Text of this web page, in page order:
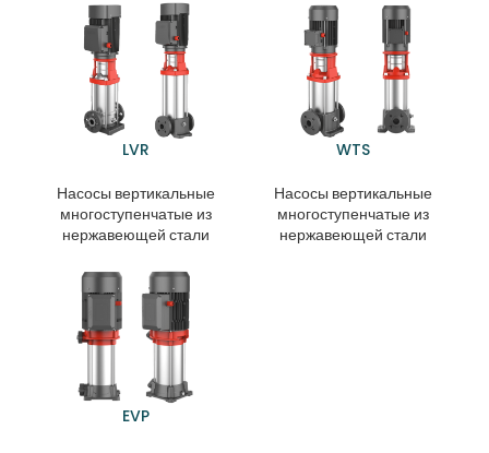
LVR
Насосы вертикальные
многоступенчатые из
нержавеющей стали
WTS
Насосы вертикальные
многоступенчатые из
нержавеющей стали
EVP